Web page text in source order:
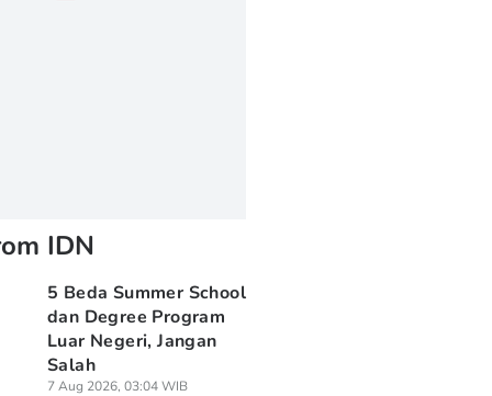
IDN
5 Beda Summer School
dan Degree Program
Luar Negeri, Jangan
Salah
7 Aug 2026, 03:04 WIB